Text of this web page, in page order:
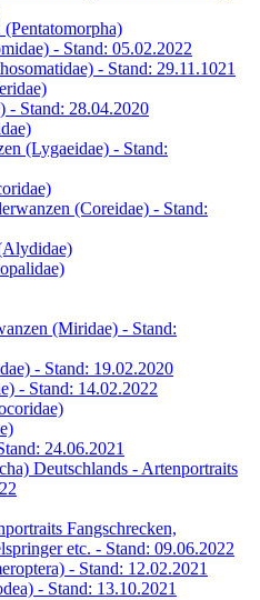
- Stand: 05.02.2022
- Stand: 29.11.1021
- Stand: 28.04.2020
(Lygaeidae) - Stand:
(Coreidae) - Stand:
(Miridae) - Stand:
- Stand: 19.02.2020
- Stand: 14.02.2022
24.06.2021
Deutschlands - Artenportraits
Fangschrecken,
etc. - Stand: 09.06.2022
- Stand: 12.02.2021
- Stand: 13.10.2021